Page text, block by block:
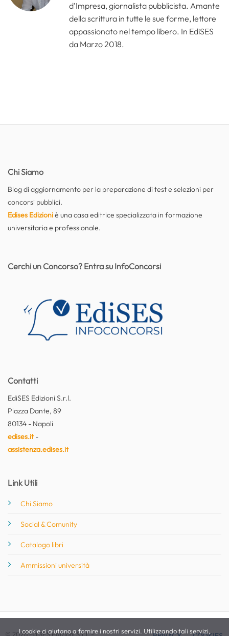
d’Impresa, giornalista pubblicista. Amante
della scrittura in tutte le sue forme, lettore
appassionato nel tempo libero. In EdiSES
da Marzo 2018.
Chi Siamo
Blog di aggiornamento per la preparazione di test e selezioni per
concorsi pubblici.
Edises Edizioniè una casa editrice specializzata in formazione
universitaria e professionale.
Contatti
EdiSES Edizioni S.r.l.
Piazza Dante, 89
80134 - Napoli
edises.it-
assistenza.edises.it
Link Utili
Chi Siamo
Social & Comunity
Catalogo libri
Ammissioni università
Cerchi un Concorso? Entra su InfoConcorsi
© 2026 EdiSES Edizioni S.r.l. -
I cookie ci aiutano a fornire i nostri servizi. Utilizzando tali servizi,